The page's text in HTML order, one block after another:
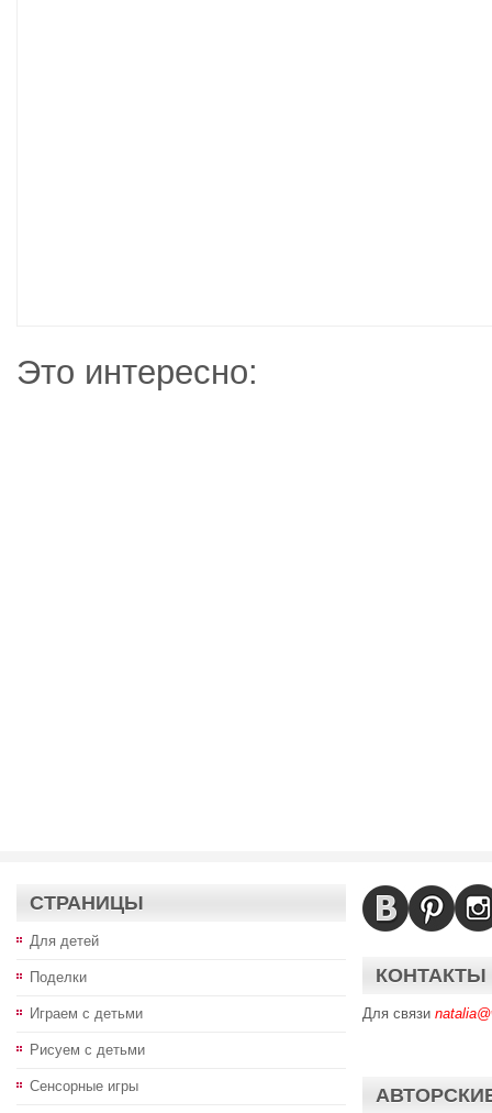
Это интересно:
СТРАНИЦЫ
Для детей
Поделки
Играем с детьми
Рисуем с детьми
Сенсорные игры
КОНТАКТЫ
Для связи